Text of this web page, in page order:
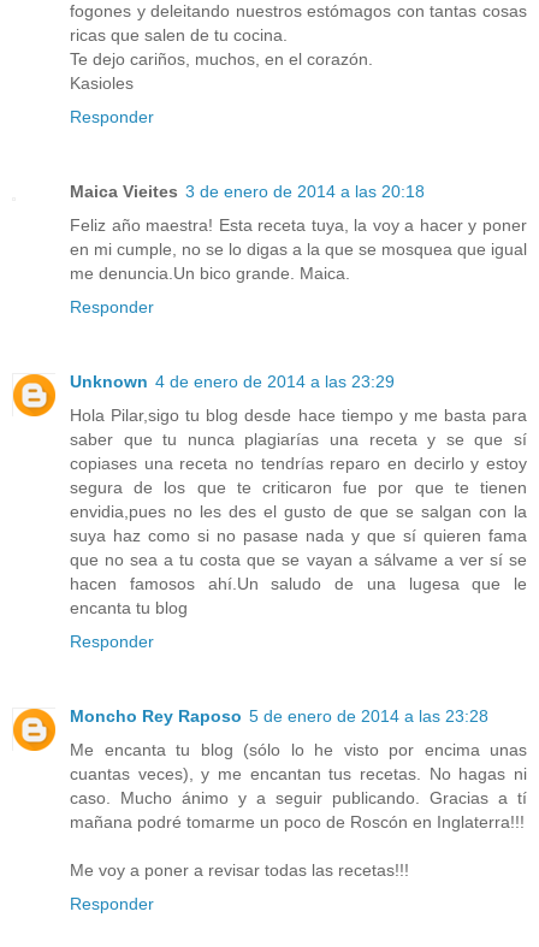
fogones y deleitando nuestros estómagos con tantas cosas
ricas que salen de tu cocina.
Te dejo cariños, muchos, en el corazón.
Kasioles
Responder
Maica Vieites 3 de enero de 2014 a las 20:18
Feliz año maestra! Esta receta tuya, la voy a hacer y poner
en mi cumple, no se lo digas a la que se mosquea que igual
me denuncia.Un bico grande. Maica.
Responder
Unknown 4 de enero de 2014 a las 23:29
Hola Pilar,sigo tu blog desde hace tiempo y me basta para
saber que tu nunca plagiarías una receta y se que sí
copiases una receta no tendrías reparo en decirlo y estoy
segura de los que te criticaron fue por que te tienen
envidia,pues no les des el gusto de que se salgan con la
suya haz como si no pasase nada y que sí quieren fama
que no sea a tu costa que se vayan a sálvame a ver sí se
hacen famosos ahí.Un saludo de una lugesa que le
encanta tu blog
Responder
Moncho Rey Raposo 5 de enero de 2014 a las 23:28
Me encanta tu blog (sólo lo he visto por encima unas
cuantas veces), y me encantan tus recetas. No hagas ni
caso. Mucho ánimo y a seguir publicando. Gracias a tí
mañana podré tomarme un poco de Roscón en Inglaterra!!!
Me voy a poner a revisar todas las recetas!!!
Responder